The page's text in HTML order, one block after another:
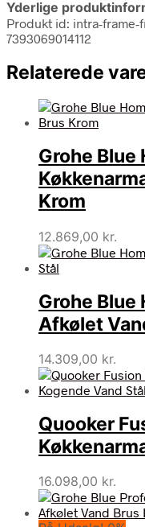
Yderlige
Produkt id: intra-frame-
7393069014112
Relaterede
Grohe Blue
Krom
12.869,00 kr.
Grohe Blue
Afkølet
14.309,00 kr.
Quooker
16.098,00 kr.